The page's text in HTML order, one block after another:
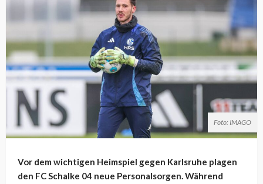
Foto: IMAGO
Vor dem wichtigen Heimspiel gegen Karlsruhe plagen
den FC Schalke 04 neue Personalsorgen. Während